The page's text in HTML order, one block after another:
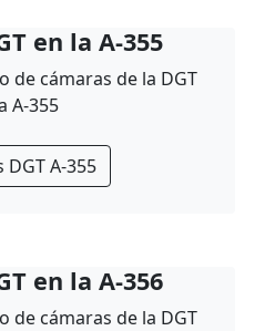
en la A-355
de cámaras de la DGT
A-355
DGT A-355
en la A-356
de cámaras de la DGT